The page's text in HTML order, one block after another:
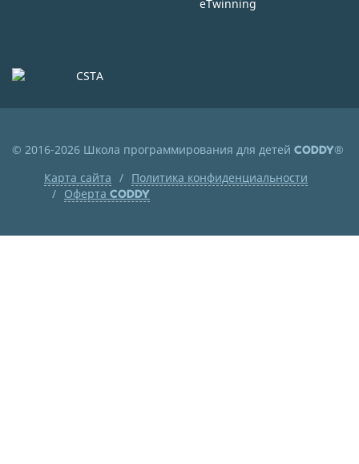
© 2016-2026 Школа программирования для детей CODDY®
Карта сайта
Политика конфиденциальности
Оферта CODDY